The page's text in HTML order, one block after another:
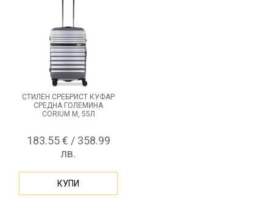
СТИЛЕН СРЕБРИСТ КУФАР
СРЕДНА ГОЛЕМИНА
CORIUM M, 55Л
183.55 € / 358.99
лв.
КУПИ